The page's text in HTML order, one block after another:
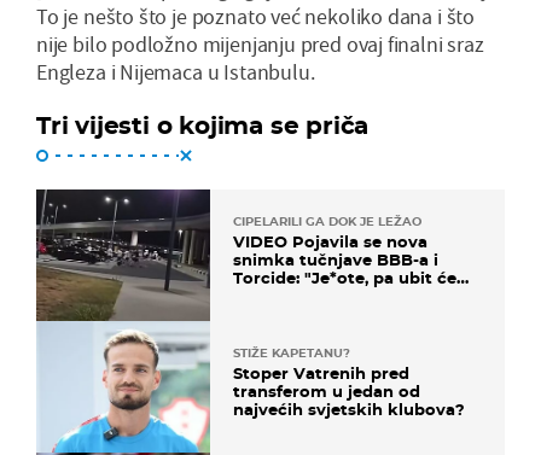
To je nešto što je poznato već nekoliko dana i što
nije bilo podložno mijenjanju pred ovaj finalni sraz
Engleza i Nijemaca u Istanbulu.
Tri vijesti o kojima se priča
CIPELARILI GA DOK JE LEŽAO
VIDEO Pojavila se nova
snimka tučnjave BBB-a i
Torcide: "Je*ote, pa ubit će
STIŽE KAPETANU?
Stoper Vatrenih pred
transferom u jedan od
najvećih svjetskih klubova?